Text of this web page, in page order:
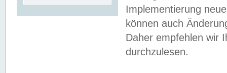
Implementierung
können auch
Daher empfehlen wir
durchzulesen.